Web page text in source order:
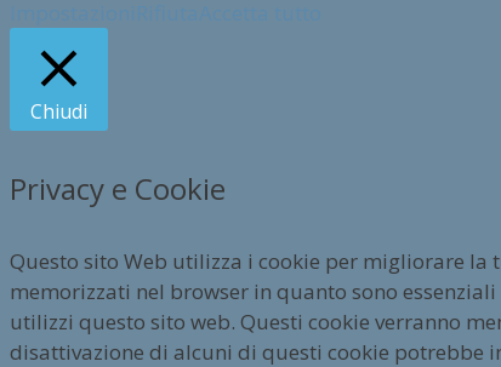
Chiudi
Privacy e Cookie
Questo sito Web utilizza i cookie per migliorare la
memorizzati nel browser in quanto sono
utilizzi questo sito web. Questi cookie verranno
disattivazione di alcuni di questi cookie potrebbe